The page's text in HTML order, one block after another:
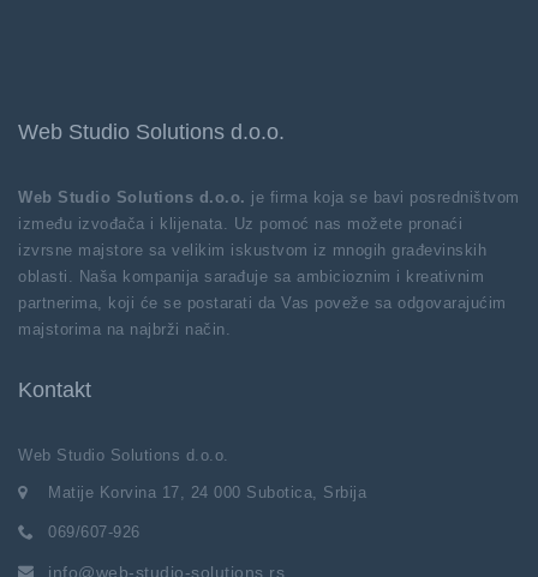
Web Studio Solutions d.o.o.
Web Studio Solutions d.o.o. je firma koja se bavi posredništvom
između izvođača i klijenata. Uz pomoć nas možete pronaći
izvrsne majstore sa velikim iskustvom iz mnogih građevinskih
oblasti. Naša kompanija sarađuje sa ambicioznim i kreativnim
partnerima, koji će se postarati da Vas poveže sa odgovarajućim
majstorima na najbrži način.
Kontakt
Web Studio Solutions d.o.o.
Matije Korvina 17, 24 000 Subotica, Srbija
069/607-926
info@web-studio-solutions.rs